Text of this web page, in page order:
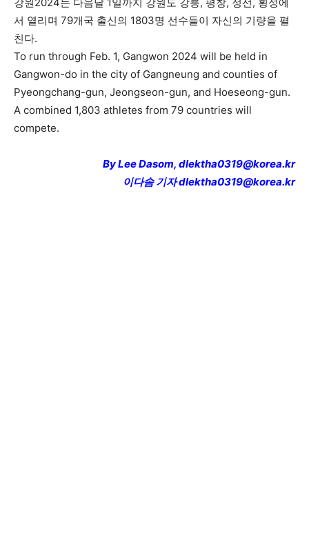
서 열리며 79개국 출신의 1803명 선수들이 자신의 기량을 펼
친다.
To run through Feb. 1, Gangwon 2024 will be held in
Gangwon-do in the city of Gangneung and counties of
Pyeongchang-gun, Jeongseon-gun, and Hoeseong-gun.
A combined 1,803 athletes from 79 countries will
compete.
By Lee Dasom, dlektha0319@korea.kr
이다솜 기자 dlektha0319@korea.kr